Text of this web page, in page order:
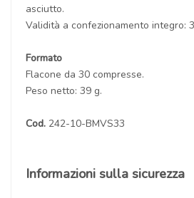
asciutto.
Validità a confezionamento integro:
Formato
Flacone da 30 compresse.
Peso netto: 39 g.
Cod. 242-10-BMVS33
Informazioni sulla sicurezza